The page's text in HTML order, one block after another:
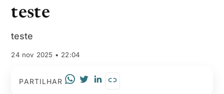
teste
teste
24 nov 2025 • 22:04
PARTILHAR